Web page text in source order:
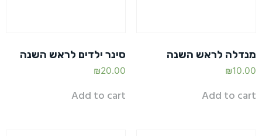
מנדלה לראש השנה
₪10.00
Add to cart
סינר ילדים לראש השנה
₪20.00
Add to cart